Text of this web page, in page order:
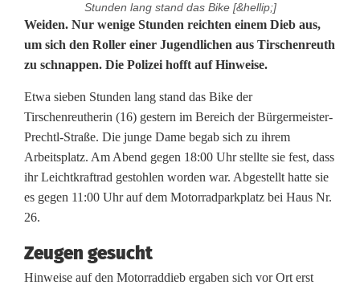
Stunden lang stand das Bike [&hellip;]
M
i
t
d
e
m
R
o
l
Weiden. Nur wenige Stunden reichten einem Dieb aus,
um sich den Roller einer Jugendlichen aus Tirschenreuth
zu schnappen. Die Polizei hofft auf Hinweise.
Etwa sieben Stunden lang stand das Bike der
Tirschenreutherin (16) gestern im Bereich der Bürgermeister-
Prechtl-Straße. Die junge Dame begab sich zu ihrem
Arbeitsplatz. Am Abend gegen 18:00 Uhr stellte sie fest, dass
ihr Leichtkraftrad gestohlen worden war. Abgestellt hatte sie
es gegen 11:00 Uhr auf dem Motorradparkplatz bei Haus Nr.
26.
Zeugen gesucht
Hinweise auf den Motorraddieb ergaben sich vor Ort erst